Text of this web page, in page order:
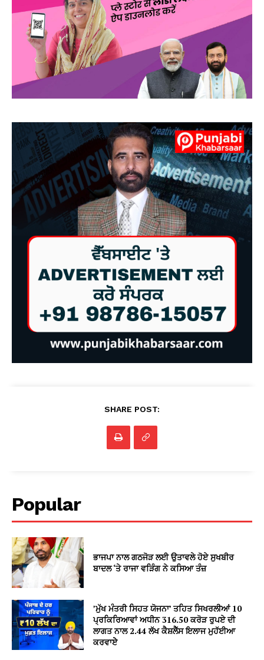
SHARE POST:
Popular
ਭਾਜਪਾ ਨਾਲ ਗਠਜੋੜ ਲਈ ਉਤਾਵਲੇ ਹੋਏ ਸੁਖਬੀਰ
ਬਾਦਲ ‘ਤੇ ਰਾਜਾ ਵੜਿੰਗ ਨੇ ਕਸਿਆ ਤੰਜ਼
’ਮੁੱਖ ਮੰਤਰੀ ਸਿਹਤ ਯੋਜਨਾ’ ਤਹਿਤ ਸਿਖਰਲੀਆਂ 10
ਪ੍ਰਕਿਰਿਆਵਾਂ ਅਧੀਨ 316.50 ਕਰੋੜ ਰੁਪਏ ਦੀ
ਲਾਗਤ ਨਾਲ 2.44 ਲੱਖ ਕੈਸ਼ਲੈੱਸ ਇਲਾਜ ਮੁਹੱਈਆ
ਕਰਵਾਏੇ